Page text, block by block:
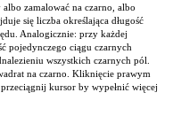
zamalować na czarno, albo
się liczba określająca długość
Analogicznie: przy każdej
pojedynczego ciągu czarnych
wszystkich czarnych pól.
na czarno. Kliknięcie prawym
kursor by wypełnić więcej